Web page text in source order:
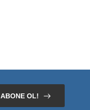
ABONE OL!